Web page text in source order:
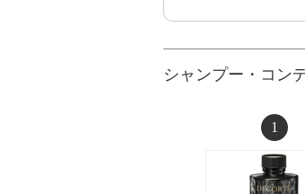
シャンプー・コン
1